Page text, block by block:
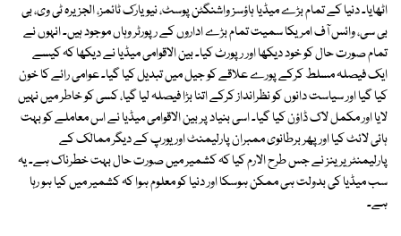
اٹھایا۔ دنیا کے تمام بڑے میڈیا ہاؤسز واشنگٹن پوسٹ، نیویارک ٹائمز، الجزیرہ ٹی وی، بی
بی سی، وائس آف امریکا سمیت تمام بڑے اداروں کے رپورٹر وہاں موجود ہیں۔ انہوں نے
تمام صورت حال کو خود دیکھا اور رپورٹ کیا۔ بین الاقوامی میڈیا نے دیکھا کہ کیسے
ایک فیصلہ مسلط کرکے پورے علاقے کو جیل میں تبدیل کیا گیا۔ عوامی رائے کا خون
کیا گیا اور سیاست دانوں کو نظرانداز کرکے اتنا بڑا فیصلہ لیا گیا، کسی کو خاطر میں نہیں
لایا اور مکمل لاک ڈاؤن کیا گیا۔ اسی بنیاد پر بین الاقوامی میڈیا نے اس معاملے کو بہت
ہائی لائٹ کیا اور پھر برطانوی ممبران پارلیمنٹ اور یورپ کے دیگر ممالک کے
پارلیمنٹریرینز نے جس طرح الارم کیا کہ کشمیر میں صورت حال بہت خطرناک ہے۔ یہ
سب میڈیا کی بدولت ہی ممکن ہوسکا اور دنیا کو معلوم ہوا کہ کشمیر میں کیا ہو رہا
ہے۔